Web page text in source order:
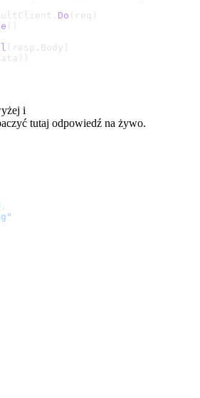
Do (req)
()
(resp.Body)
i
tutaj odpowiedź na żywo.
,